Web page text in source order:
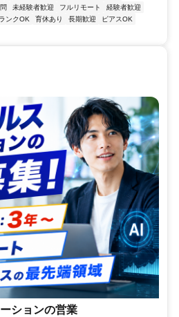
未経験者歓迎 フルリモート
経験者歓迎
ンクOK 育休あり 長期歓迎
ピアスOK
ションの営業